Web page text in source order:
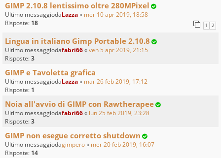
GIMP 2.10.8 lentissimo oltre 280MPixel
Ultimo messaggiodaLazza« mer 10 apr 2019, 18:58
Risposte: 18 1 2
Lingua in italiano Gimp Portable 2.10.8
Ultimo messaggiodafabri66«ven 5 apr 2019, 21:15
Risposte:3
GIMP e Tavoletta grafica
Ultimo messaggiodaLazza« mar 26 feb 2019, 17:12
Risposte: 1
Noia all'avvio di GIMP con Rawtherapee
Ultimo messaggiodafabri66« lun 25 feb 2019, 23:28
Risposte:3
GIMP non esegue corretto shutdown
Ultimo messaggiodagimpero« mer 20 feb 2019, 16:07
Risposte: 14